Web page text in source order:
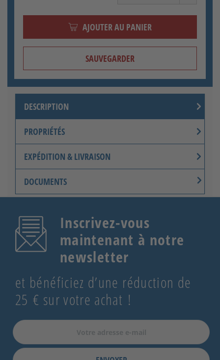
AJOUTER AU PANIER
SAUVEGARDER
DESCRIPTION
PROPRIÉTÉS
EXPÉDITION & LIVRAISON
DOCUMENTS
Inscrivez-vous
maintenant à notre
newsletter
et bénéficiez d’une réduction de
25 € sur votre achat !